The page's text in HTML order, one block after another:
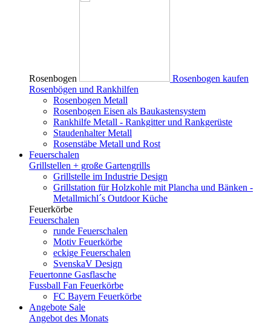
Rosenbogen
Rosenbogen kaufen
Rosenbögen und Rankhilfen
Rosenbogen Metall
Rosenbogen Eisen als Baukastensystem
Rankhilfe Metall - Rankgitter und Rankgerüste
Staudenhalter Metall
Rosenstäbe Metall und Rost
Feuerschalen
Grillstellen + große Gartengrills
Grillstelle im Industrie Design
Grillstation für Holzkohle mit Plancha und Bänken -
Metallmichl´s Outdoor Küche
Feuerkörbe
Feuerschalen
runde Feuerschalen
Motiv Feuerkörbe
eckige Feuerschalen
SvenskaV Design
Feuertonne Gasflasche
Fussball Fan Feuerkörbe
FC Bayern Feuerkörbe
Angebote Sale
Angebot des Monats